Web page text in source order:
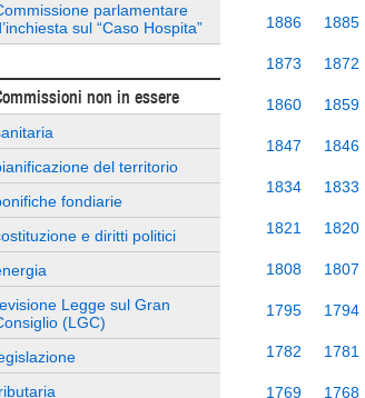
parlamentare
sul “Caso Hospita”
non in essere
del territorio
fondiarie
e diritti politici
Legge sul Gran
(LGC)
1886 1885
1873 1872
1860 1859
1847 1846
1834 1833
1821 1820
1808 1807
1795 1794
1782 1781
1769 1768